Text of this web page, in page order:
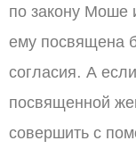
по закону Моше
ему посвящена
согласия. А
посвященной
совершить с